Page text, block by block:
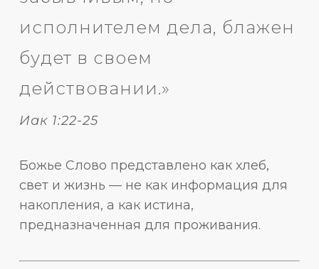
исполнителем дела, блажен
будет в своем
действовании.»
Иак 1:22-25
Божье Слово представлено как хлеб,
свет и жизнь — не как информация для
накопления, а как истина,
предназначенная для проживания.